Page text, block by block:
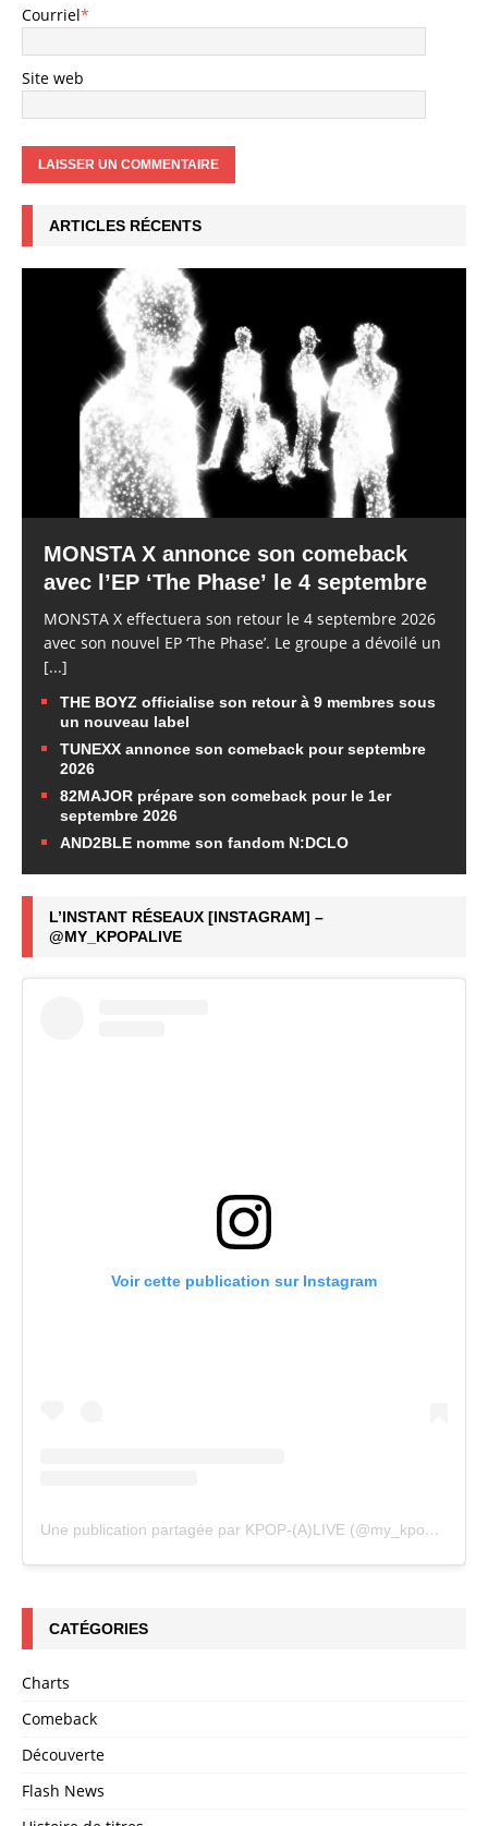
Courriel*
Site web
ARTICLES RÉCENTS
MONSTA X annonce son comeback
avec l’EP ‘The Phase’ le 4 septembre
MONSTA X effectuera son retour le 4 septembre 2026
avec son nouvel EP ‘The Phase’. Le groupe a dévoilé un
[...]
THE BOYZ officialise son retour à 9 membres sous
un nouveau label
TUNEXX annonce son comeback pour septembre
2026
82MAJOR prépare son comeback pour le 1er
septembre 2026
AND2BLE nomme son fandom N:DCLO
L’INSTANT RÉSEAUX [INSTAGRAM] –
@MY_KPOPALIVE
Voir cette publication sur Instagram
Une publication partagée par KPOP-(A)LIVE (@my_kpopalive)
CATÉGORIES
Charts
Comeback
Découverte
Flash News